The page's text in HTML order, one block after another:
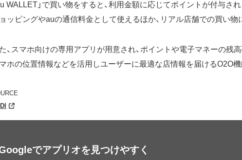
WALLET」で買い物をすると、利用金額に応じてポイントが付与さ
ッピングやauの通信料金として使えるほか、リアル店舗での買い物
、スマホ向けの専用アプリが用意され、ポイントや電子マネーの残
ホの位置情報などを活用しユーザーに最適な店情報を届けるO2O機
でアプリオを見つけやすく